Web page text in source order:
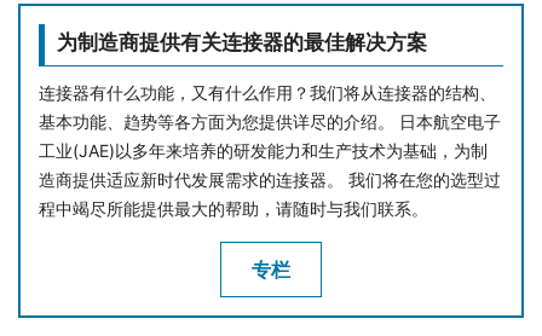
为制造商提供有关连接器的最佳解决方案
连接器有什么功能，又有什么作用？我们将从连接器的结构、
基本功能、趋势等各方面为您提供详尽的介绍。 日本航空电子
工业(JAE)以多年来培养的研发能力和生产技术为基础，为制
造商提供适应新时代发展需求的连接器。 我们将在您的选型过
程中竭尽所能提供最大的帮助，请随时与我们联系。
专栏